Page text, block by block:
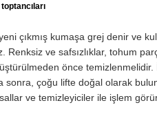
çıkmış kumaşa grej denir ve
Renksiz ve safsızlıklar, tohum
önce
sonra, çoğu lifte doğal olarak
ve temizleyiciler ile işlem